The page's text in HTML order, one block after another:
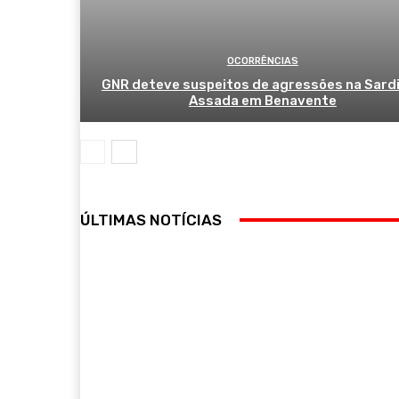
OCORRÊNCIAS
GNR deteve suspeitos de agressões na
Assada em Benavente
ÚLTIMAS NOTÍCIAS